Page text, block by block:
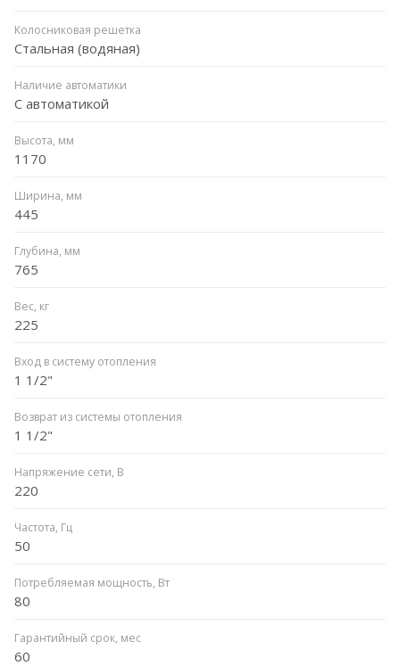
Колосниковая решетка
Стальная (водяная)
Наличие автоматики
С автоматикой
Высота, мм
1170
Ширина, мм
445
Глубина, мм
765
Вес, кг
225
Вход в систему отопления
1 1/2"
Возврат из системы отопления
1 1/2"
Напряжение сети, В
220
Частота, Гц
50
Потребляемая мощность, Вт
80
Гарантийный срок, мес
60